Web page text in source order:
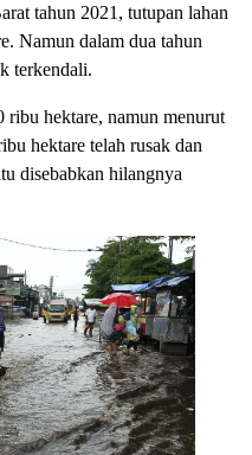
tahun 2021, tutupan lahan
Namun dalam dua tahun
terkendali.
hektare, namun menurut
hektare telah rusak dan
disebabkan hilangnya